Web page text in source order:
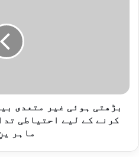
و
ن
ی
بڑھتی ہوئی غیر متعدی
کرنے کے لیے احتیاطی
ماہر